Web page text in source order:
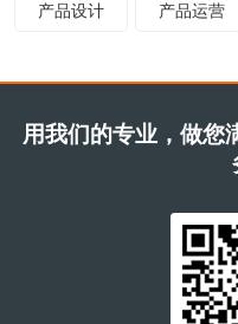
产品设计 产品运营
用我们的专业，做您